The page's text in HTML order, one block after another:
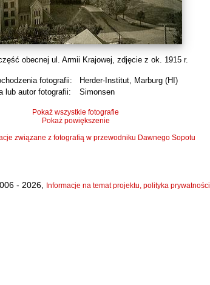
obecnej ul. Armii Krajowej, zdjęcie z ok. 1915 r.
fotografii:
Herder-Institut, Marburg (HI)
lub autor fotografii:
Simonsen
Pokaż wszystkie fotografie
Pokaż powiększenie
związane z fotografią w przewodniku Dawnego Sopotu
- 2026, Informacje na temat projektu, polityka prywatności